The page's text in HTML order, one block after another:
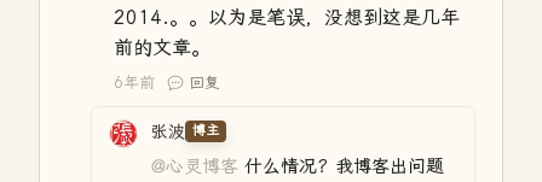
2014.。。以为是笔误，没想到这是几年
前的文章。
6年前 回复
张波 博主
@心灵博客 什么情况？我博客出问题